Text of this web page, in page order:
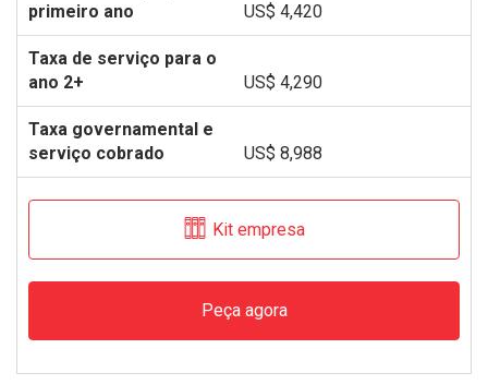
US$ 4,420
US$ 4,290
US$ 8,988
Kit empresa
Peça agora